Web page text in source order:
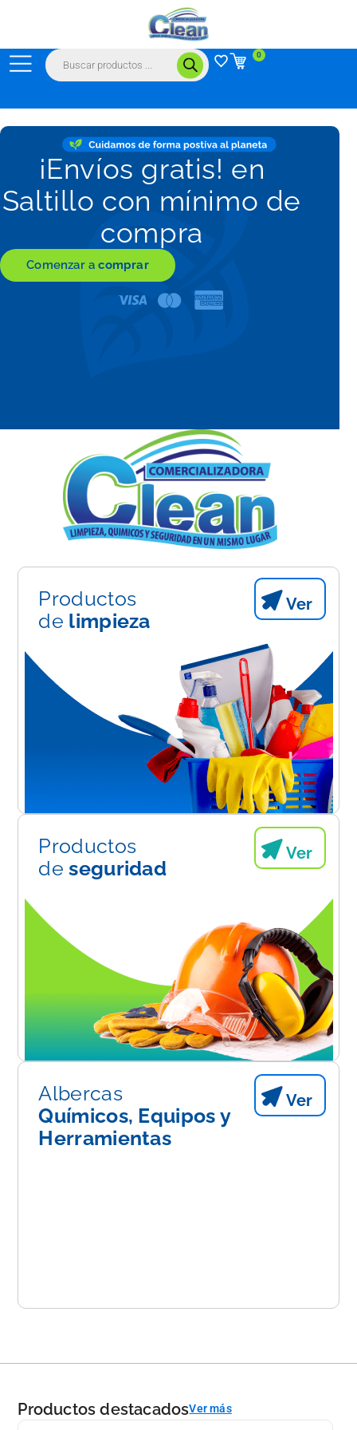
contenido
Búsqueda
de
0
¡Envíos gratis! en
Saltillo con mínimo de
compra
Comenzar acomprar
Ver
Productos
de limpieza
Ver
Productos
deseguridad
Ver
Albercas
Químicos, Equipos y
Herramientas
Productos destacadosVer más